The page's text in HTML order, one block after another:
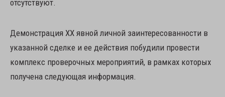
отсутствуют.
Демонстрация ХХ явной личной заинтересованности в
указанной сделке и ее действия побудили провести
комплекс проверочных мероприятий, в рамках которых
получена следующая информация.